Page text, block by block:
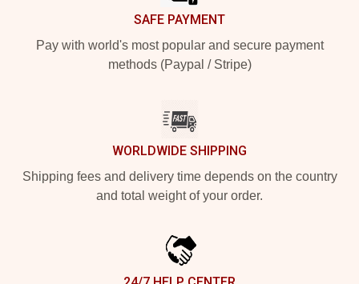
SAFE PAYMENT
Pay with world's most popular and secure payment
methods (Paypal / Stripe)
WORLDWIDE SHIPPING
Shipping fees and delivery time depends on the country
and total weight of your order.